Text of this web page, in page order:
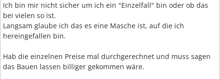
Ich bin mir nicht sicher um ich ein "Einzelfall" bin oder ob das
bei vielen so ist.
Langsam glaube ich das es eine Masche ist, auf die ich
hereingefallen bin.
Hab die einzelnen Preise mal durchgerechnet und muss sagen
das Bauen lassen billiger gekommen wäre.